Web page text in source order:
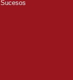
Sucesos